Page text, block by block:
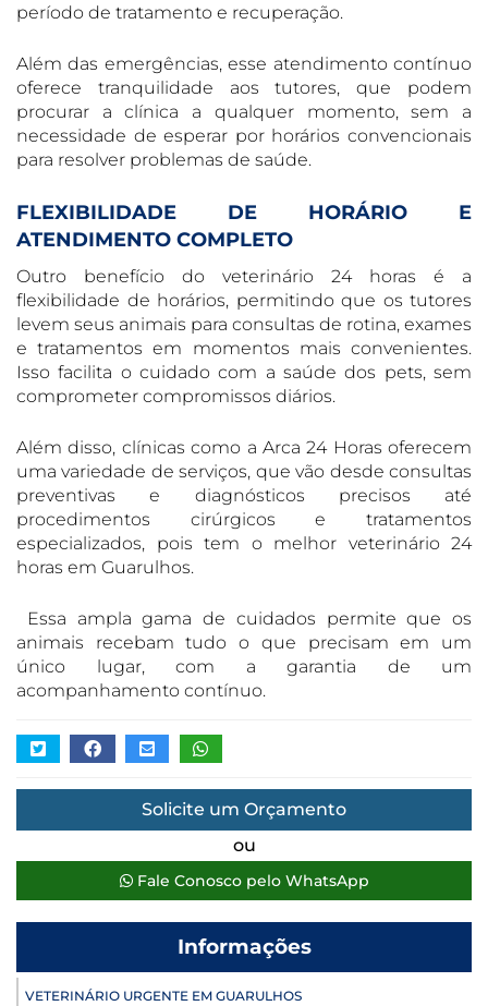
período de tratamento e recuperação.
Além das emergências, esse atendimento contínuo
oferece tranquilidade aos tutores, que podem
procurar a clínica a qualquer momento, sem a
necessidade de esperar por horários convencionais
para resolver problemas de saúde.
FLEXIBILIDADE DE HORÁRIO E
ATENDIMENTO COMPLETO
Outro benefício do veterinário 24 horas é a
flexibilidade de horários, permitindo que os tutores
levem seus animais para consultas de rotina, exames
e tratamentos em momentos mais convenientes.
Isso facilita o cuidado com a saúde dos pets, sem
comprometer compromissos diários.
Além disso, clínicas como a Arca 24 Horas oferecem
uma variedade de serviços, que vão desde consultas
preventivas e diagnósticos precisos até
procedimentos cirúrgicos e tratamentos
especializados, pois tem o melhor veterinário 24
horas em Guarulhos.
Essa ampla gama de cuidados permite que os
animais recebam tudo o que precisam em um
único lugar, com a garantia de um
acompanhamento contínuo.
Solicite um Orçamento
ou
Fale Conosco pelo WhatsApp
Informações
VETERINÁRIO URGENTE EM GUARULHOS